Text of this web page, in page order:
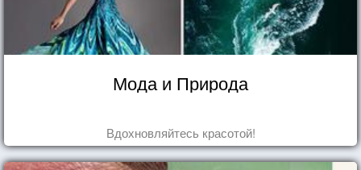
Мода и Природа
Вдохновляйтесь красотой!